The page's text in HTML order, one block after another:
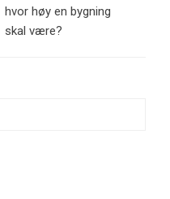
hvor høy en bygning
skal være?